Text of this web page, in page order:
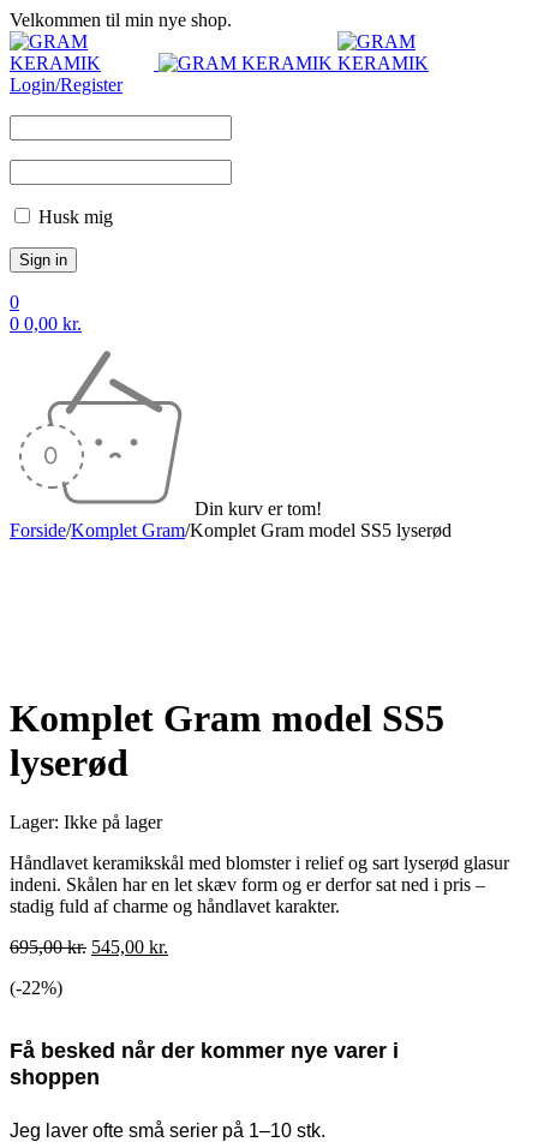
Velkommen til min nye shop.
Login/Register
Husk mig
0
0 0,00 kr.
Din kurv er tom!
Forside/Komplet Gram/Komplet Gram model SS5 lyserød
Komplet Gram model SS5
lyserød
Lager: Ikke på lager
Håndlavet keramikskål med blomster i relief og sart lyserød glasur
indeni. Skålen har en let skæv form og er derfor sat ned i pris –
stadig fuld af charme og håndlavet karakter.
695,00kr. 545,00 kr.
(-22%)
Få besked når der kommer nye varer i
shoppen
Jeg laver ofte små serier på 1–10 stk.